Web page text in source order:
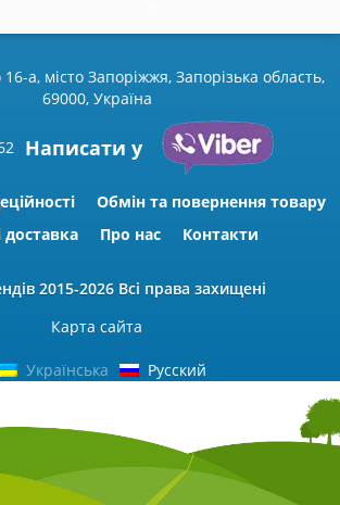
а, місто Запоріжжя, Запорізька область,
69000, Україна
Написати у
Обмін та повернення товару
доставка
Про нас Контакти
2015-2026 Всі права захищені
Карта сайта
Українська Русский